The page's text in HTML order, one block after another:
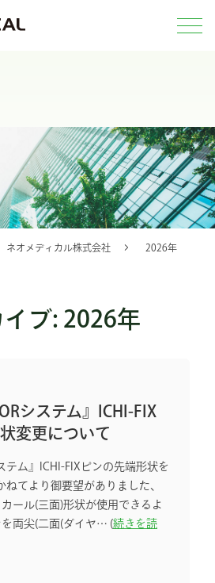
ネオメディカル株式会社 2026年
ブ: 2026年
システム』ICHI-FIX
変更について
テム』ICHI-FIXピンの先端形状を
ねてより御要望がありました、
ール(三面)形状が使用できるよ
を両尖(二面(ダイヤ… (続きを読